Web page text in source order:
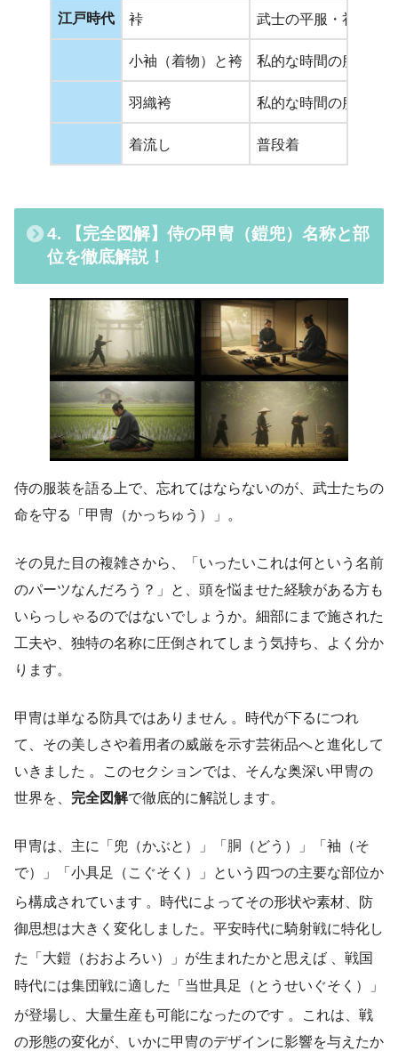
江戸時代 裃 武士の平服・礼服
小袖（着物）と袴 私的な時間の服装
羽織袴 私的な時間の服装
着流し 普段着
4. 【完全図解】侍の甲冑（鎧兜）名称と部
位を徹底解説！
侍の服装を語る上で、忘れてはならないのが、武士たちの
命を守る「甲冑（かっちゅう）」。
その見た目の複雑さから、「いったいこれは何という名前
のパーツなんだろう？」と、頭を悩ませた経験がある方も
いらっしゃるのではないでしょうか。細部にまで施された
工夫や、独特の名称に圧倒されてしまう気持ち、よく分か
ります。
甲冑は単なる防具ではありません 。時代が下るにつれ
て、その美しさや着用者の威厳を示す芸術品へと進化して
いきました 。このセクションでは、そんな奥深い甲冑の
世界を、 完全図解で徹底的に解説します。
甲冑は、主に「兜（かぶと）」「胴（どう）」「袖（そ
で）」「小具足（こぐそく）」という四つの主要な部位か
ら構成されています 。時代によってその形状や素材、防
御思想は大きく変化しました。平安時代に騎射戦に特化し
た「大鎧（おおよろい）」が生まれたかと思えば 、戦国
時代には集団戦に適した「当世具足（とうせいぐそく）」
が登場し、大量生産も可能になったのです 。これは、戦
の形態の変化が、いかに甲冑のデザインに影響を与えたか